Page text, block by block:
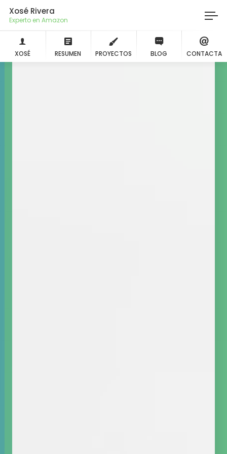
Xosé Rivera
Experto en Amazon
XOSÉ RESUMEN PROYECTOS BLOG CONTACTA